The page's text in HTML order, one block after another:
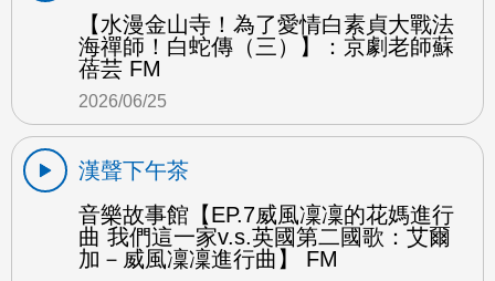
【水漫金山寺！為了愛情白素貞大戰法
海禪師！白蛇傳（三）】：京劇老師蘇
蓓芸 FM
2026/06/25
漢聲下午茶
音樂故事館【EP.7威風凜凜的花媽進行
曲 我們這一家v.s.英國第二國歌：艾爾
加－威風凜凜進行曲】 FM